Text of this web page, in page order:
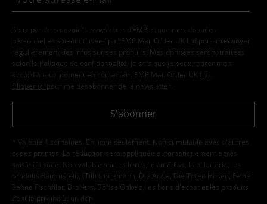
J’accepte de recevoir la newsletter d’EMP et que mes données
personnelles soient utilisées par EMP Mail Order UK Ltd pour m’envoyer
régulièrement des infos sur ses produits. Mes données seront traitées
selon la
Politique de confidentialité . Je sais que je peux retirer mon
accord à tout moment en contactant EMP Mail Order UK Ltd.
Cliquer ici pour me désabonner de la newsletter.
S'abonner
* Valable 4 semaines. En ligne seulement. Non cumulable avec d'autres
codes promos. La réduction sera appliquée automatiquement après
saisie du code. Non valable sur les livres, les médias, la billetterie, les
produits Rammstein, (Till) Lindemann, Die Ärzte, Die Toten Hosen, Feine
Sahne Fischfilet, Broilers, Böhse Onkelz, les bons d'achat et les produits
dont le prix inclut un don.